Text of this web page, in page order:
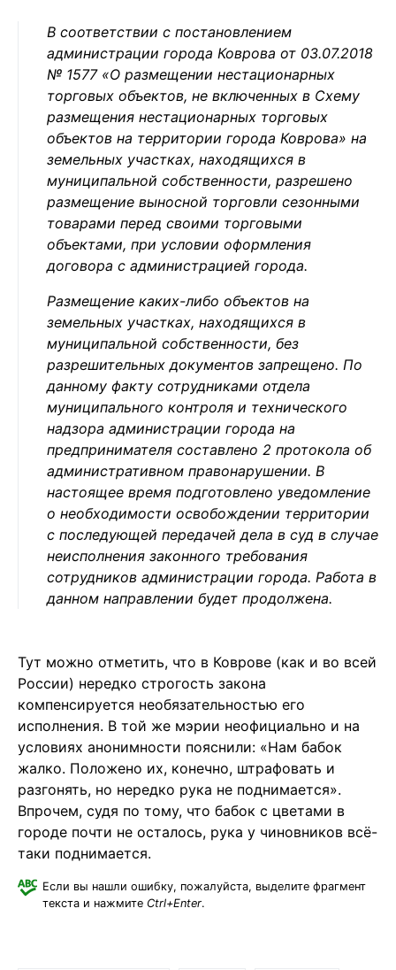
В соответствии с постановлением
администрации города Коврова от 03.07.2018
№ 1577 «О размещении нестационарных
торговых объектов, не включенных в Схему
размещения нестационарных торговых
объектов на территории города Коврова» на
земельных участках, находящихся в
муниципальной собственности, разрешено
размещение выносной торговли сезонными
товарами перед своими торговыми
объектами, при условии оформления
договора с администрацией города.
Размещение каких-либо объектов на
земельных участках, находящихся в
муниципальной собственности, без
разрешительных документов запрещено. По
данному факту сотрудниками отдела
муниципального контроля и технического
надзора администрации города на
предпринимателя составлено 2 протокола об
административном правонарушении. В
настоящее время подготовлено уведомление
о необходимости освобождении территории
с последующей передачей дела в суд в случае
неисполнения законного требования
сотрудников администрации города. Работа в
данном направлении будет продолжена.
Тут можно отметить, что в Коврове (как и во всей
России) нередко строгость закона
компенсируется необязательностью его
исполнения. В той же мэрии неофициально и на
условиях анонимности пояснили: «Нам бабок
жалко. Положено их, конечно, штрафовать и
разгонять, но нередко рука не поднимается».
Впрочем, судя по тому, что бабок с цветами в
городе почти не осталось, рука у чиновников всё-
таки поднимается.
Если вы нашли ошибку, пожалуйста, выделите фрагмент
текста и нажмите Ctrl+Enter.